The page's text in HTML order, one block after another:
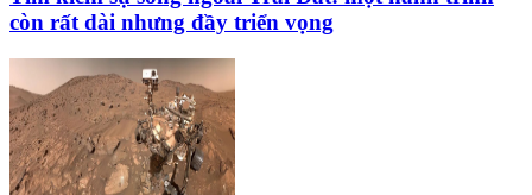
còn rất dài nhưng đầy triển vọng